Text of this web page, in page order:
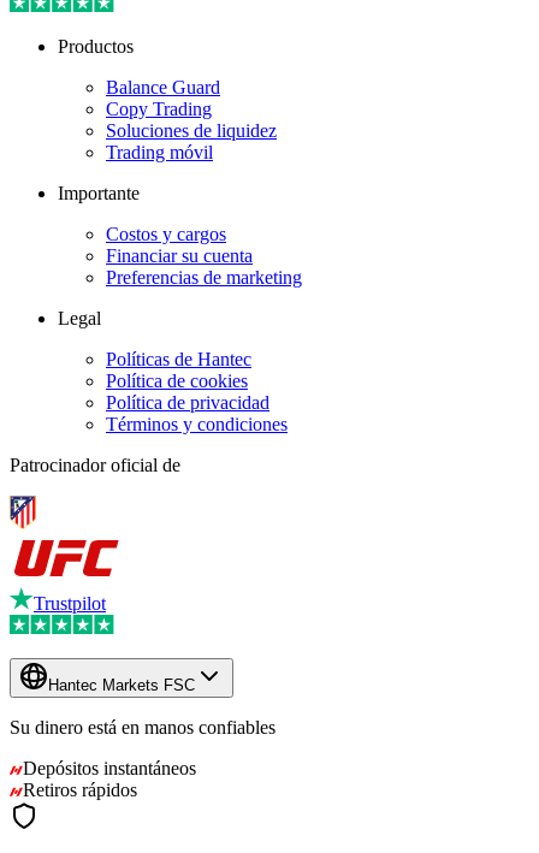
Productos
Balance Guard
Copy Trading
Soluciones de liquidez
Trading móvil
Importante
Costos y cargos
Financiar su cuenta
Preferencias de marketing
Legal
Políticas de Hantec
Política de cookies
Política de privacidad
Términos y condiciones
Patrocinador oficial de
Trustpilot
Hantec Markets FSC
Su dinero está en manos confiables
Depósitos instantáneos
Retiros rápidos